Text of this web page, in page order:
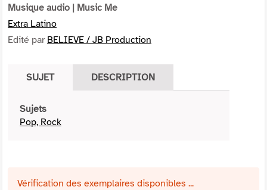
Musique audio | Music Me
Extra Latino
Edité par BELIEVE / JB Production
SUJET DESCRIPTION
Sujets
Pop, Rock
Vérification des exemplaires disponibles ...